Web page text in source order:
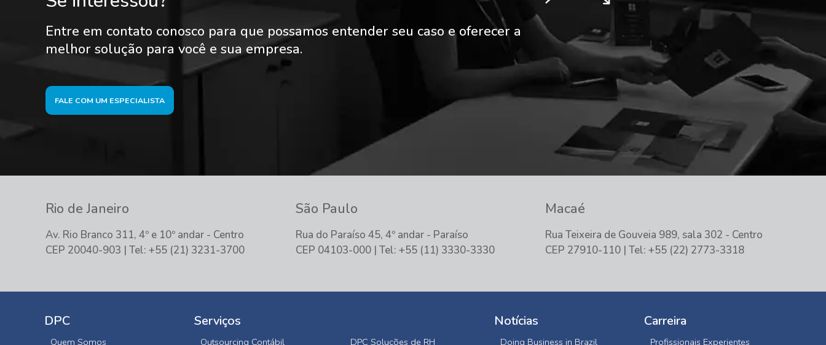
Entre em contato conosco para que possamos entender seu caso e oferecer a
melhor solução para você e sua empresa.
FALE COM UM ESPECIALISTA
Rio de Janeiro
Av. Rio Branco 311, 4º e 10º andar - Centro
CEP 20040-903 | Tel: +55 (21) 3231-3700
São Paulo
Rua do Paraíso 45, 4º andar - Paraíso
CEP 04103-000 | Tel: +55 (11) 3330-3330
Macaé
Rua Teixeira de Gouveia 989, sala 302 - Centro
CEP 27910-110 | Tel: +55 (22) 2773-3318
DPC
Quem Somos
Serviços
Outsourcing Contábil DPC Soluções de RH
Notícias
Doing Business in Brazil
Carreira
Profissionais Experientes